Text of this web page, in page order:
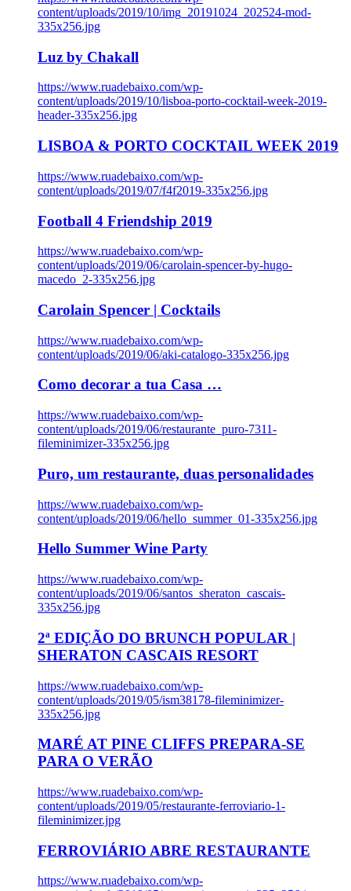
content/uploads/2019/10/img_20191024_202524-mod-
335x256.jpg
Luz by Chakall
https://www.ruadebaixo.com/wp-
content/uploads/2019/10/lisboa-porto-cocktail-week-2019-
header-335x256.jpg
LISBOA & PORTO COCKTAIL WEEK 2019
https://www.ruadebaixo.com/wp-
content/uploads/2019/07/f4f2019-335x256.jpg
Football 4 Friendship 2019
https://www.ruadebaixo.com/wp-
content/uploads/2019/06/carolain-spencer-by-hugo-
macedo_2-335x256.jpg
Carolain Spencer | Cocktails
https://www.ruadebaixo.com/wp-
content/uploads/2019/06/aki-catalogo-335x256.jpg
Como decorar a tua Casa …
https://www.ruadebaixo.com/wp-
content/uploads/2019/06/restaurante_puro-7311-
fileminimizer-335x256.jpg
Puro, um restaurante, duas personalidades
https://www.ruadebaixo.com/wp-
content/uploads/2019/06/hello_summer_01-335x256.jpg
Hello Summer Wine Party
https://www.ruadebaixo.com/wp-
content/uploads/2019/06/santos_sheraton_cascais-
335x256.jpg
2ª EDIÇÃO DO BRUNCH POPULAR |
SHERATON CASCAIS RESORT
https://www.ruadebaixo.com/wp-
content/uploads/2019/05/ism38178-fileminimizer-
335x256.jpg
MARÉ AT PINE CLIFFS PREPARA-SE
PARA O VERÃO
https://www.ruadebaixo.com/wp-
content/uploads/2019/05/restaurante-ferroviario-1-
fileminimizer.jpg
FERROVIÁRIO ABRE RESTAURANTE
https://www.ruadebaixo.com/wp-